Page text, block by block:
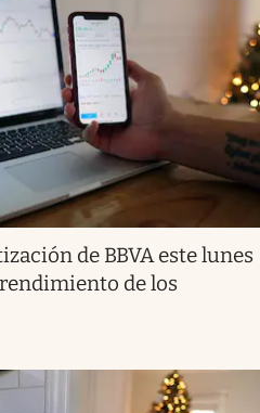
de BBVA este lunes
rendimiento de los